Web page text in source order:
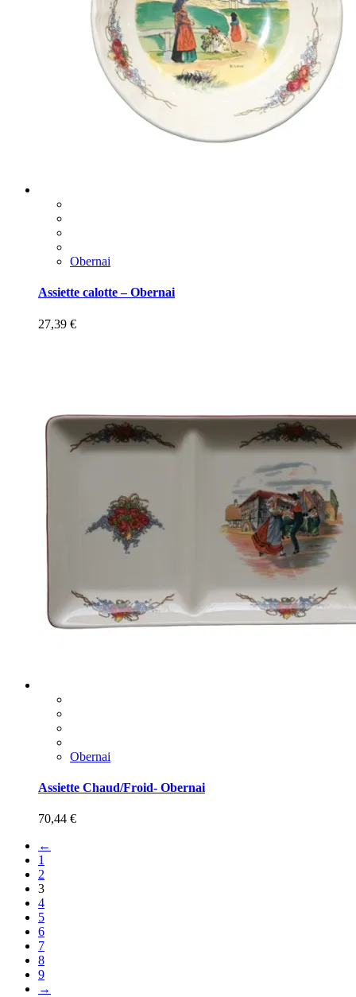
Obernai
Assiette calotte – Obernai
27,39 €
Obernai
Assiette Chaud/Froid- Obernai
70,44 €
←
1
2
3
4
5
6
7
8
9
→